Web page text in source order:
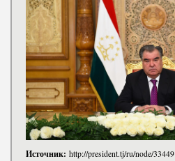
Источник: http://president.tj/ru/node/33449